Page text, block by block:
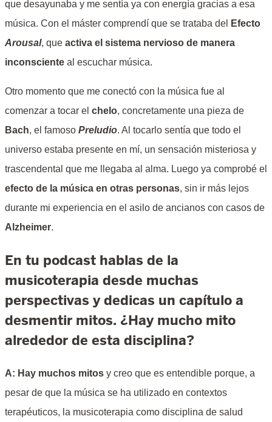
que desayunaba y me sentía ya con energía gracias a esa
música. Con el máster comprendí que se trataba del
Efecto
Arousal, que activa el sistema nervioso de manera
inconsciente al escuchar música.
Otro momento que me conectó con la música fue al
comenzar a tocar el chelo, concretamente una pieza de
Bach, el famoso Preludio. Al tocarlo sentía que todo el
universo estaba presente en mí, un sensación misteriosa y
trascendental que me llegaba al alma. Luego ya comprobé el
efecto de la música en otras personas, sin ir más lejos
durante mi experiencia en el asilo de ancianos con casos de
Alzheimer.
En tu podcast hablas de la
musicoterapia desde muchas
perspectivas y dedicas un capítulo a
desmentir mitos. ¿Hay mucho mito
alrededor de esta disciplina?
A: Hay muchos mitos y creo que es entendible porque, a
pesar de que la música se ha utilizado en contextos
terapéuticos, la musicoterapia como disciplina de salud